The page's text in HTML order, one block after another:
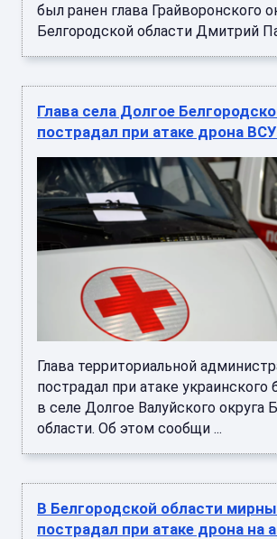
был ранен глава Грайворонского
Белгородской области Дмитрий
Глава села Долгое
пострадал при атаке дрона ВСУ
Глава территориальной
пострадал при атаке украинского
в селе Долгое Валуйского округа
области. Об этом сообщи ...
В Белгородской области
пострадал при атаке дрона на